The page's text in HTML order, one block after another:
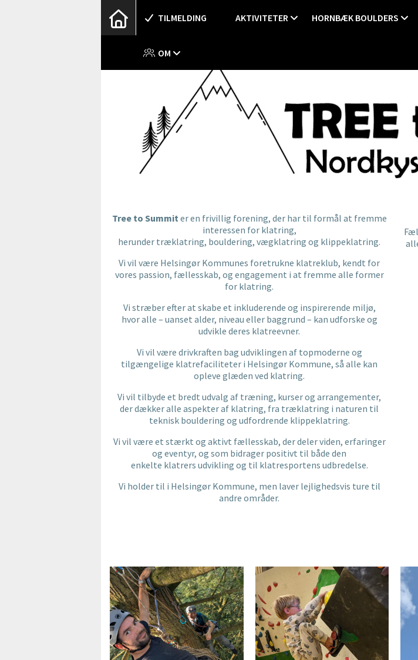
TILMELDING AKTIVITETER HORNBÆK BOULDERS
OM
Tree to Summit er en frivillig forening, der har til formål at fremme
interessen for klatring,
herunder træklatring, bouldering, vægklatring og klippeklatring.
Vi vil være Helsingør Kommunes foretrukne klatreklub, kendt for
vores passion, fællesskab, og engagement i at fremme alle former
for klatring.
Vi stræber efter at skabe et inkluderende og inspirerende miljø,
hvor alle – uanset alder, niveau eller baggrund – kan udforske og
udvikle deres klatreevner.
Vi vil være drivkraften bag udviklingen af topmoderne og
tilgængelige klatrefaciliteter i Helsingør Kommune, så alle kan
opleve glæden ved klatring.
Vi vil tilbyde et bredt udvalg af træning, kurser og arrangementer,
der dækker alle aspekter af klatring, fra træklatring i naturen til
teknisk bouldering og udfordrende klippeklatring.
Vi vil være et stærkt og aktivt fællesskab, der deler viden, erfaringer
og eventyr, og som bidrager positivt til både den
enkelte klatrers udvikling og til klatresportens udbredelse.
Vi holder til i Helsingør Kommune, men laver lejlighedsvis ture til
andre områder.